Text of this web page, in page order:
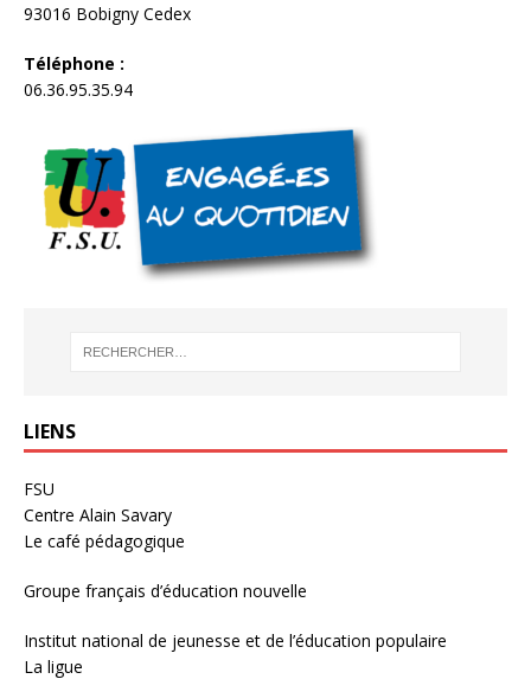
93016 Bobigny Cedex
Téléphone :
06.36.95.35.94
LIENS
FSU
Centre Alain Savary
Le café pédagogique
Groupe français d’éducation nouvelle
Institut national de jeunesse et de l’éducation populaire
La ligue